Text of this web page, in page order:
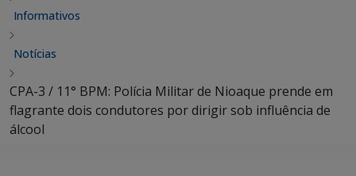
Informativos
Notícias
CPA-3 / 11° BPM: Polícia Militar de Nioaque prende em
flagrante dois condutores por dirigir sob influência de
álcool